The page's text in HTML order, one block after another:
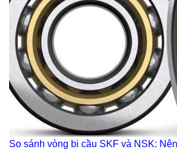
So sánh vòng bi cầu SKF và NSK: